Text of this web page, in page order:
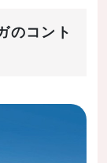
のコント